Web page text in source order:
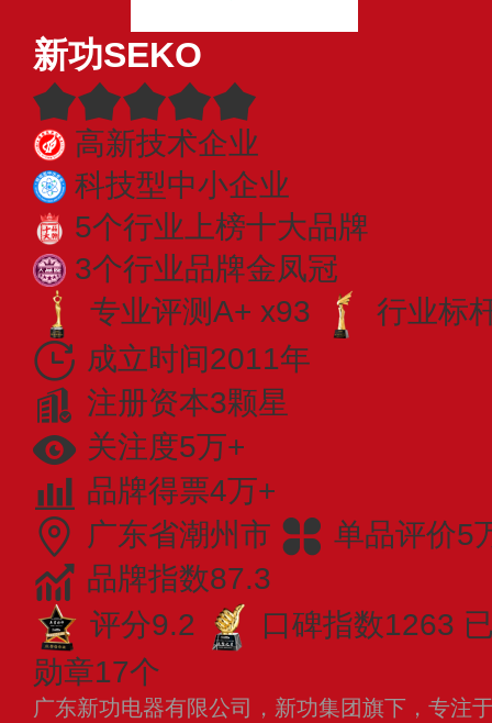
新功SEKO
高新技术企业
科技型中小企业
5个行业上榜十大品牌
3个行业品牌金凤冠
专业评测A+ x93
行业标
成立时间2011年
注册资本3颗星
关注度5万+
品牌得票4万+
广东省潮州市
单品评价5
品牌指数87.3
评分9.2
口碑指数1263
勋章17个
广东新功电器有限公司，新功集团旗下，专注